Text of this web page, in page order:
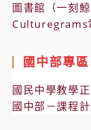
圖書館（一刻
Culturegrams
國中部專區
國民中學教學
國中部－課程